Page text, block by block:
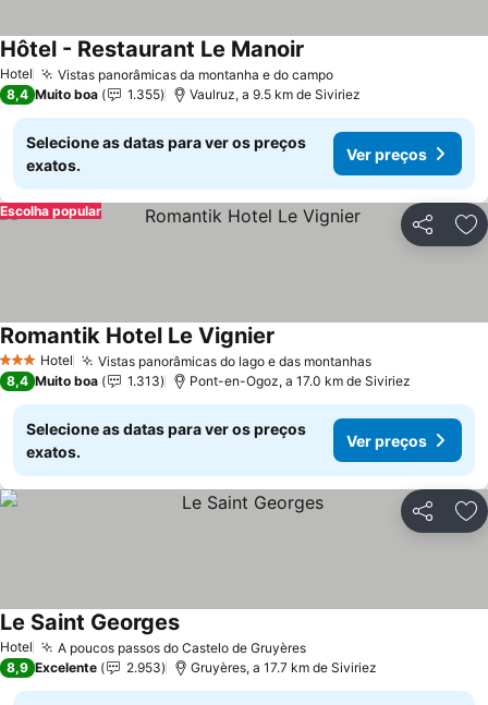
Hotel Vistas panorâmicas da montanha e do campo
Hôtel - Restaurant Le Manoir
8,4 Muito boa 1.355 Vaulruz, a 9.5 km de Siviriez
Selecione as datas para ver os preços
exatos.
Ver preços
Partilhar
Escolha popular
3 EstrelasHotel Vistas panorâmicas do lago e das montanhas
Romantik Hotel Le Vignier
8,4 Muito boa 1.313 Pont-en-Ogoz, a 17.0 km de Siviriez
Selecione as datas para ver os preços
exatos.
Ver preços
Partilhar
Hotel A poucos passos do Castelo de Gruyères
Le Saint Georges
8,9 Excelente 2.953 Gruyères, a 17.7 km de Siviriez